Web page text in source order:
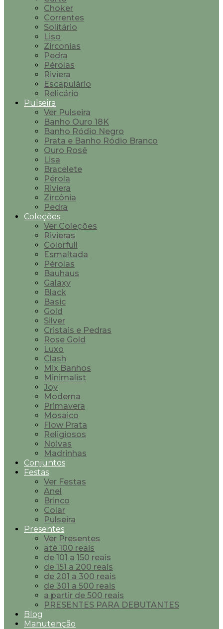
Choker
Correntes
Solitário
Liso
Zirconias
Pedra
Pérolas
Riviera
Escapulário
Relicário
Pulseira
Ver Pulseira
Banho Ouro 18K
Banho Ródio Negro
Prata e Banho Ródio Branco
Ouro Rosê
Lisa
Bracelete
Pérola
Riviera
Zircônia
Pedra
Coleções
Ver Coleções
Rivieras
Colorfull
Esmaltada
Pérolas
Bauhaus
Galaxy
Black
Basic
Gold
Silver
Cristais e Pedras
Rose Gold
Luxo
Clash
Mix Banhos
Minimalist
Joy
Moderna
Primavera
Mosaico
Flow Prata
Religiosos
Noivas
Madrinhas
Conjuntos
Festas
Ver Festas
Anel
Brinco
Colar
Pulseira
Presentes
Ver Presentes
até 100 reais
de 101 a 150 reais
de 151 a 200 reais
de 201 a 300 reais
de 301 a 500 reais
a partir de 500 reais
PRESENTES PARA DEBUTANTES
Blog
Manutenção